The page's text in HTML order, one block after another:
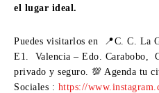
el lugar ideal.
Puedes visitarlos en 📍C. C. La
E1. Valencia – Edo. Carabobo,
privado y seguro. 💯 Agenda tu
Sociales : https://